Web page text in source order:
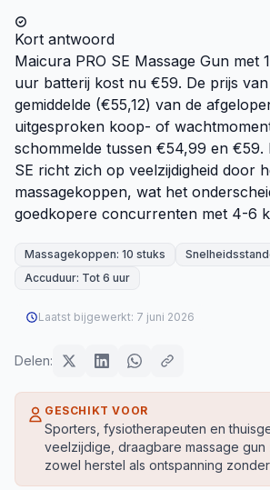
Kort antwoord
Maicura PRO SE Massage Gun met
uur batterij kost nu €59. De prijs
gemiddelde (€55,12) van de
uitgesproken koop- of
schommelde tussen €54,99 en €59.
SE richt zich op veelzijdigheid door
massagekoppen, wat het
goedkopere concurrenten met 4-6
Massagekoppen: 10 stuks
Accuduur: Tot 6 uur
Laatst bijgewerkt: 7 juni 2026
Delen:
GESCHIKT VOOR
Sporters, fysiotherapeuten en
veelzijdige, draagbare massage
zowel herstel als ontspanning